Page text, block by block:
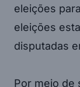
eleições
eleições
disputadas
Por meio de